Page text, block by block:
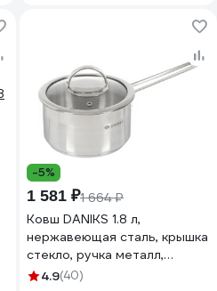
-5%
1 581 ₽1 664 ₽
Ковш DANIKS 1.8 л,
нержавеющая сталь, крышка
стекло, ручка металл,
индукция, бонн, gs-01319-
4.9(40)